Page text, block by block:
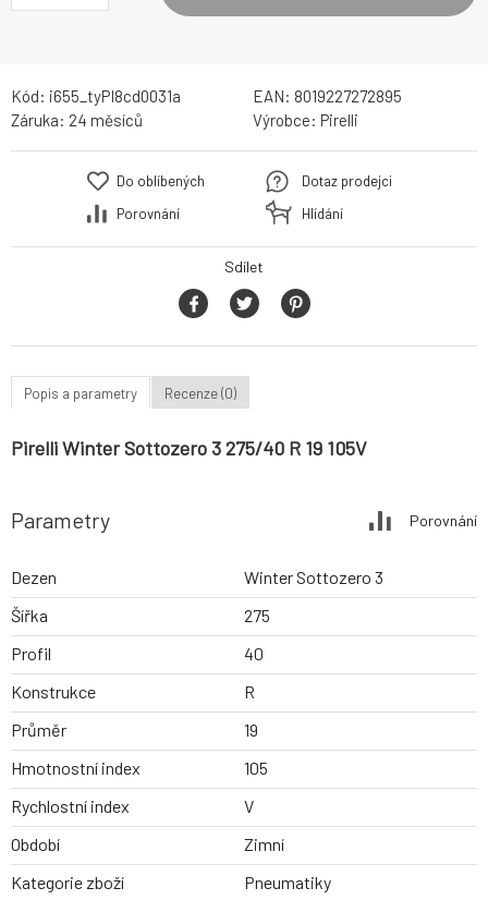
Kód: i655_tyPI8cd0031a EAN: 8019227272895
Záruka: 24 měsíců Výrobce: Pirelli
Do oblíbených
Porovnání
Dotaz prodejci
Hlídání
Sdílet
Popis a parametry Recenze (0)
Pirelli Winter Sottozero 3 275/40 R 19 105V
Parametry Porovnání
Dezen
Winter Sottozero 3
Šířka
275
Profil
40
Konstrukce
R
Průměr
19
Hmotnostní index
105
Rychlostní index
V
Období
Zimní
Kategorie zboží
Pneumatiky